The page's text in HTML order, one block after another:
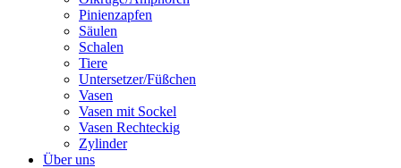
Pinienzapfen
Säulen
Schalen
Tiere
Untersetzer/Füßchen
Vasen
Vasen mit Sockel
Vasen Rechteckig
Zylinder
Über uns